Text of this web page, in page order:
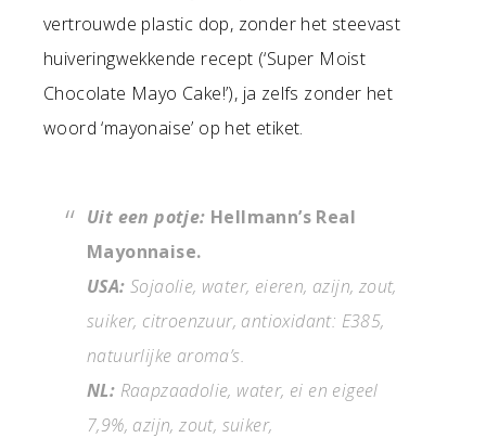
vertrouwde plastic dop, zonder het steevast
huiveringwekkende recept (‘Super Moist
Chocolate Mayo Cake!’), ja zelfs zonder het
woord ‘mayonaise’ op het etiket.
Uit een potje: Hellmann’s Real
Mayonnaise.
USA: Sojaolie, water, eieren, azijn, zout,
suiker, citroenzuur, antioxidant: E385,
natuurlijke aroma’s.
NL: Raapzaadolie, water, ei en eigeel
7,9%, azijn, zout, suiker,